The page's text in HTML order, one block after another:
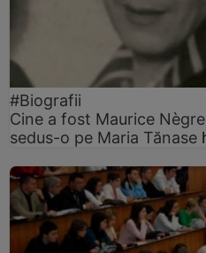
#Biografii
Cine a fost Maurice
sedus-o pe Maria Tănase